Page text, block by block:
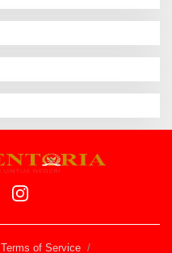
Terms of Service